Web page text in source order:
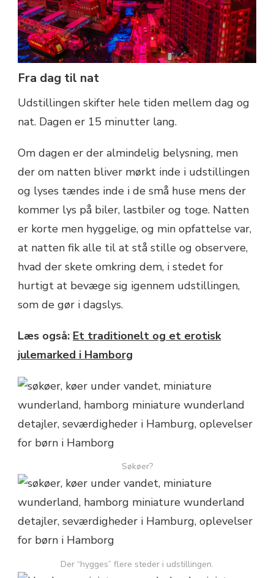
Fra dag til nat
Udstillingen skifter hele tiden mellem dag og
nat. Dagen er 15 minutter lang.
Om dagen er der almindelig belysning, men
der om natten bliver mørkt inde i udstillingen
og lyses tændes inde i de små huse mens der
kommer lys på biler, lastbiler og toge. Natten
er korte men hyggelige, og min opfattelse var,
at natten fik alle til at stå stille og observere,
hvad der skete omkring dem, i stedet for
hurtigt at bevæge sig igennem udstillingen,
som de gør i dagslys.
Læs også: Et traditionelt og et erotisk
julemarked i Hamborg
Søkøer?
Der “hygges” flere steder i udstillingen.